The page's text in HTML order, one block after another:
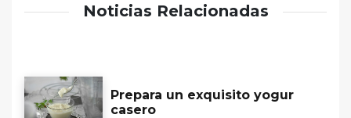
Noticias Relacionadas
Prepara un exquisito yogur
casero